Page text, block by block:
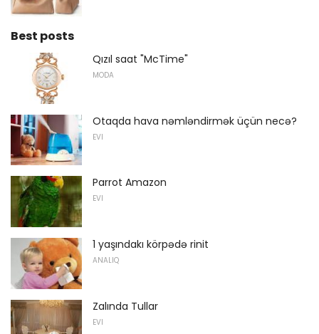
Best posts
Qızıl saat "McTime"
MODA
Otaqda hava nəmləndirmək üçün necə?
EVI
Parrot Amazon
EVI
1 yaşındakı körpədə rinit
ANALIQ
Zalında Tullar
EVI